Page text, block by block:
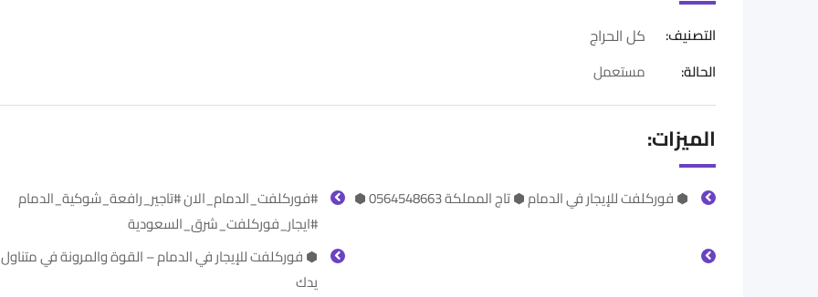
التصنيف: كل الحراج
الحالة: مستعمل
الميزات:
⬢ فوركلفت للإيجار في الدمام ⬢ تاج المملكة 0564548663 ⬢
#فوركلفت_الدمام_الان #تاجير_رافعة_شوكية_الدمام
#ايجار_فوركلفت_شرق_السعودية
⬢ فوركلفت للإيجار في الدمام – القوة والمرونة في متناول
يدك